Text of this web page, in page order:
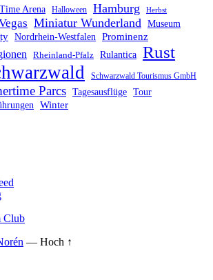
Arena Halloween Hamburg Herbst
Miniatur Wunderland Museum
Nordrhein-Westfalen
Prominenz
Rheinland-Pfalz Rulantica Rust
Schwarzwald Tourismus GmbH
Parcs Tagesausflüge Tour
Winter
Club
— Hoch ↑